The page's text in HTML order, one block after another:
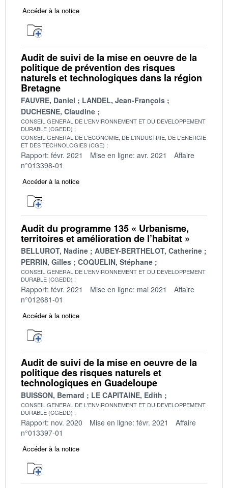
Accéder à la notice
Audit de suivi de la mise en oeuvre de la
politique de prévention des risques
naturels et technologiques dans la région
Bretagne
FAUVRE, Daniel
LANDEL, Jean-François
DUCHESNE, Claudine
CONSEIL GENERAL DE L'ENVIRONNEMENT ET DU DEVELOPPEMENT
DURABLE (CGEDD)
CONSEIL GENERAL DE L'ECONOMIE, DE L'INDUSTRIE, DE L'ENERGIE
ET DES TECHNOLOGIES (CGE)
Rapport: févr. 2021 Mise en ligne: avr. 2021
Affaire
n°013398-01
Accéder à la notice
Audit du programme 135 « Urbanisme,
territoires et amélioration de l’habitat »
BELLUROT, Nadine
AUBEY-BERTHELOT, Catherine
PERRIN, Gilles
COQUELIN, Stéphane
CONSEIL GENERAL DE L'ENVIRONNEMENT ET DU DEVELOPPEMENT
DURABLE (CGEDD)
Rapport: févr. 2021 Mise en ligne: mai 2021
Affaire
n°012681-01
Accéder à la notice
Audit de suivi de la mise en oeuvre de la
politique des risques naturels et
technologiques en Guadeloupe
BUISSON, Bernard LE CAPITAINE, Edith
CONSEIL GENERAL DE L'ENVIRONNEMENT ET DU DEVELOPPEMENT
DURABLE (CGEDD)
Rapport: nov. 2020 Mise en ligne: févr. 2021
Affaire
n°013397-01
Accéder à la notice